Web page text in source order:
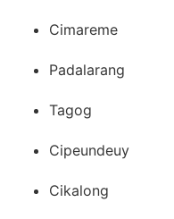
Cimareme
Padalarang
Tagog
Cipeundeuy
Cikalong